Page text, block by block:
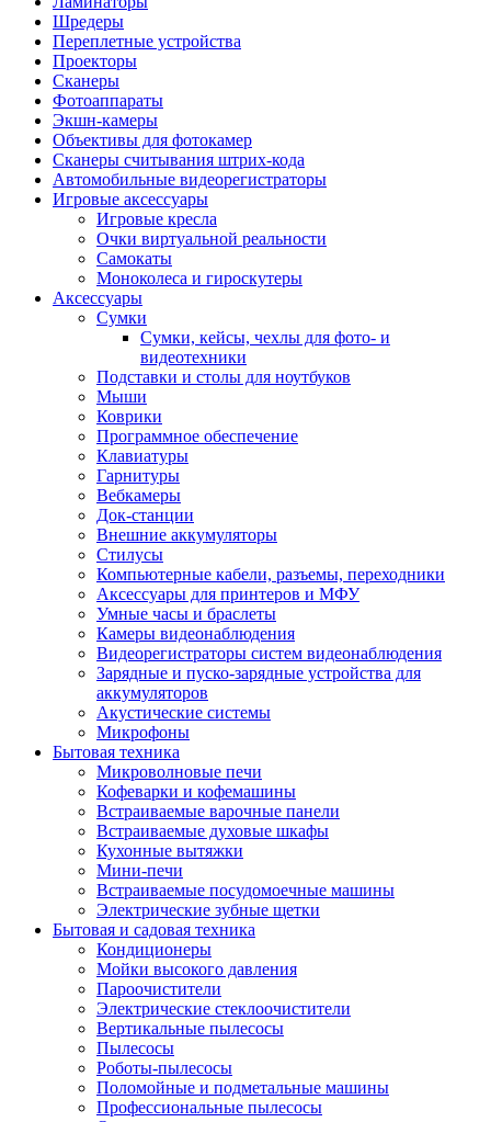
Шредеры
Переплетные устройства
Проекторы
Сканеры
Фотоаппараты
Экшн-камеры
Объективы для фотокамер
Сканеры считывания штрих-кода
Автомобильные видеорегистраторы
Игровые аксессуары
Игровые кресла
Очки виртуальной реальности
Самокаты
Моноколеса и гироскутеры
Аксессуары
Сумки
Сумки, кейсы, чехлы для фото- и
видеотехники
Подставки и столы для ноутбуков
Мыши
Коврики
Программное обеспечение
Клавиатуры
Гарнитуры
Вебкамеры
Док-станции
Внешние аккумуляторы
Стилусы
Компьютерные кабели, разъемы, переходники
Аксессуары для принтеров и МФУ
Умные часы и браслеты
Камеры видеонаблюдения
Видеорегистраторы систем видеонаблюдения
Зарядные и пуско-зарядные устройства для
аккумуляторов
Акустические системы
Микрофоны
Бытовая техника
Микроволновые печи
Кофеварки и кофемашины
Встраиваемые варочные панели
Встраиваемые духовые шкафы
Кухонные вытяжки
Мини-печи
Встраиваемые посудомоечные машины
Электрические зубные щетки
Бытовая и садовая техника
Кондиционеры
Мойки высокого давления
Пароочистители
Электрические стеклоочистители
Вертикальные пылесосы
Пылесосы
Роботы-пылесосы
Поломойные и подметальные машины
Профессиональные пылесосы